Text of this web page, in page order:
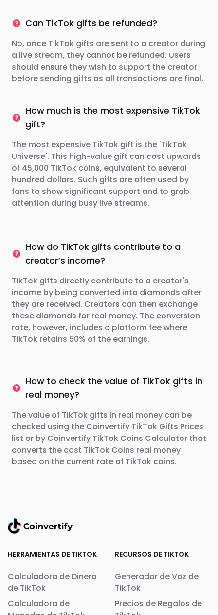
Can TikTok gifts be refunded?
No, once TikTok gifts are sent to a creator during
a live stream, they cannot be refunded. Users
should ensure they wish to support the creator
before sending gifts as all transactions are final.
How much is the most expensive TikTok
gift?
The most expensive TikTok gift is the 'TikTok
Universe'. This high-value gift can cost upwards
of 45,000 TikTok coins, equivalent to several
hundred dollars. Such gifts are often used by
fans to show significant support and to grab
attention during busy live streams.
How do TikTok gifts contribute to a
creator’s income?
TikTok gifts directly contribute to a creator's
income by being converted into diamonds after
they are received. Creators can then exchange
these diamonds for real money. The conversion
rate, however, includes a platform fee where
TikTok retains 50% of the earnings.
How to check the value of TikTok gifts in
real money?
The value of TikTok gifts in real money can be
checked using the Coinvertify TikTok Gifts Prices
list or by Coinvertify TikTok Coins Calculator that
converts the cost TikTok Coins real money
based on the current rate of TikTok coins.
HERRAMIENTAS DE TIKTOK
Calculadora de Dinero
de TikTok
Calculadora de
RECURSOS DE TIKTOK
Generador de Voz de
TikTok
Precios de Regalos de